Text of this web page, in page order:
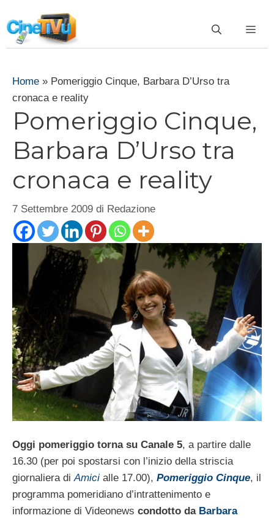
al
contenuto
Home » Pomeriggio Cinque, Barbara D’Urso tra
cronaca e reality
Pomeriggio Cinque,
Barbara D’Urso tra
cronaca e reality
7 Settembre 2009 di Redazione
Oggi pomeriggio torna su Canale 5, a partire dalle
16.30 (per poi spostarsi con l’inizio della striscia
giornaliera diAmici alle 17.00), Pomeriggio Cinque, il
programma pomeridiano d’intrattenimento e
informazione di Videonews condotto da Barbara